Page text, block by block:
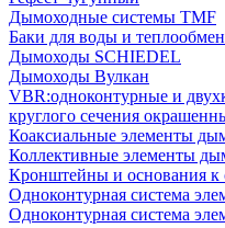
Дымоходные системы TMF
Баки для воды и
Дымоходы SCHIEDEL
Дымоходы Вулкан
VBR:одноконтурные и
круглого сечения
Коаксиальные элементы
Коллективные элементы
Кронштейны и основания к
Одноконтурная система
Одноконтурная система